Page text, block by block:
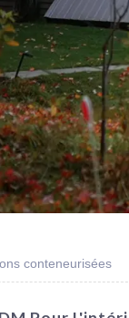
conteneurisées